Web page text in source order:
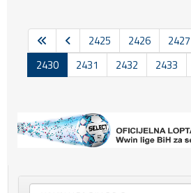
2425 2426 2427
2430
2431 2432 2433